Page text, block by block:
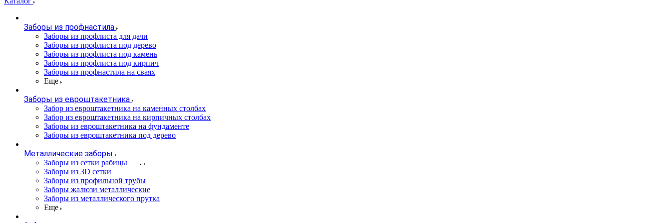
Заборы из профнастила
Заборы из профлиста для дачи
Заборы из профлиста под дерево
Заборы из профлиста под камень
Заборы из профлиста под кирпич
Заборы из профнастила на сваях
Еще
Заборы из евроштакетника
Забор из евроштакетника на каменных столбах
Забор из евроштакетника на кирпичных столбах
Заборы из евроштакетника на фундаменте
Заборы из евроштакетника под дерево
Металлические заборы
Заборы из сетки рабицы
Заборы из 3D сетки
Заборы из профильной трубы
Заборы жалюзи металлические
Заборы из металлического прутка
Еще